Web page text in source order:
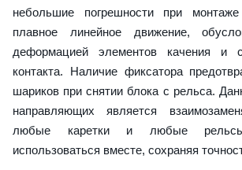
небольшие погрешности при
плавное линейное движение,
деформацией элементов качения и
контакта. Наличие фиксатора
шариков при снятии блока с рельса.
направляющих является
любые каретки и любые
использоваться вместе, сохраняя